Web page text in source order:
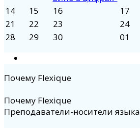
14 15 16 17
21
22 23 24
28
29 30 01
Почему Flexique
Почему Flexique
Преподаватели-носители языка